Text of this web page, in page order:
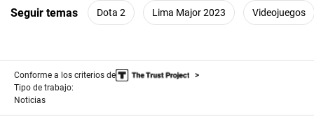
Seguir temas Dota 2 Lima Major 2023 Videojuegos
Conforme a los criterios de
Tipo de trabajo:
Noticias